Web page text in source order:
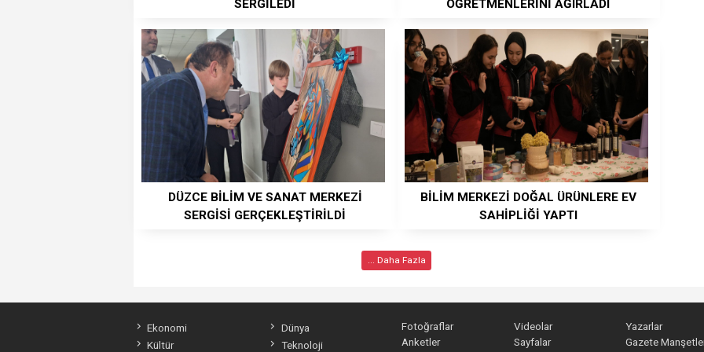
SERGİLEDİ ÖĞRETMENLERİNİ AĞIRLADI
DÜZCE BİLİM VE SANAT MERKEZİ
SERGİSİ GERÇEKLEŞTİRİLDİ
BİLİM MERKEZİ DOĞAL ÜRÜNLERE EV
SAHİPLİĞİ YAPTI
... Daha Fazla
Ekonomi
Dünya
Kültür
Teknoloji
Fotoğraflar Videolar
Yazarlar
Anketler
Sayfalar
Gazete